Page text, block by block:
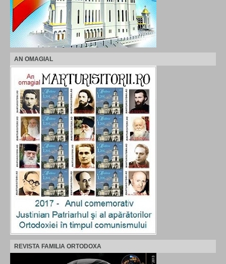
AN OMAGIAL
REVISTA FAMILIA ORTODOXA